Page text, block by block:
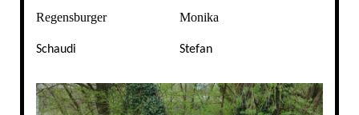
Regensburger Monika
Schaudi Stefan